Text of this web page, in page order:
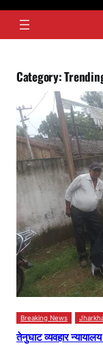
Category:
Breaking News
तेनुघाट व्यवहार